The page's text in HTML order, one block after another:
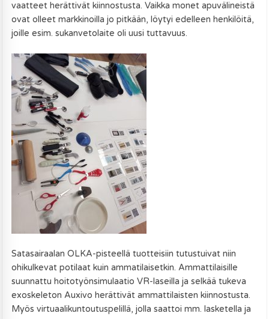
vaatteet herättivät kiinnostusta. Vaikka monet apuvälineistä
ovat olleet markkinoilla jo pitkään, löytyi edelleen henkilöitä,
joille esim. sukanvetolaite oli uusi tuttavuus.
Satasairaalan OLKA-pisteellä tuotteisiin tutustuivat niin
ohikulkevat potilaat kuin ammatilaisetkin. Ammattilaisille
suunnattu hoitotyönsimulaatio VR-laseilla ja selkää tukeva
exoskeleton Auxivo herättivät ammattilaisten kiinnostusta.
Myös virtuaalikuntoutuspelillä, jolla saattoi mm. lasketella ja